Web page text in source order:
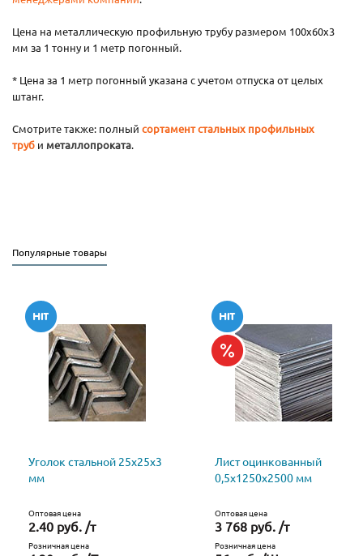
Цена на металлическую профильную трубу размером 100х60х3
мм за 1 тонну и 1 метр погонный.
* Цена за 1 метр погонный указана с учетом отпуска от целых
штанг.
Смотрите также: полный сортамент стальных профильных
труб и металлопроката.
Популярные товары
Уголок стальной 25х25х3
мм
Оптовая цена
2.40 руб. /т
Розничная цена
Лист оцинкованный
0,5х1250х2500 мм
Оптовая цена
3 768 руб. /т
Розничная цена